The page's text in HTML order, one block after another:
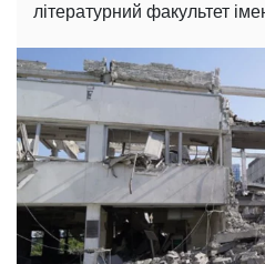
літературний факультет